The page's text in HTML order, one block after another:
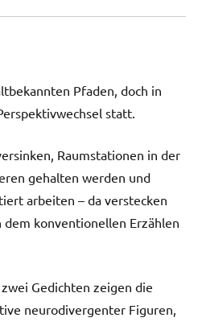
Pfaden, doch in
statt.
Raumstationen in der
gehalten werden und
arbeiten – da verstecken
dem konventionellen Erzählen
Gedichten zeigen die
neurodivergenter Figuren,